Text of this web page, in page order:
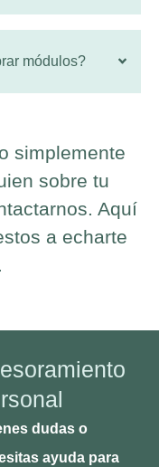
módulos?
simplemente
sobre tu
Aquí
a echarte
dudas o
ayuda para